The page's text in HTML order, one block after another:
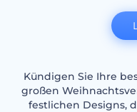
Kündigen Sie Ihre
großen
festlichen Designs,